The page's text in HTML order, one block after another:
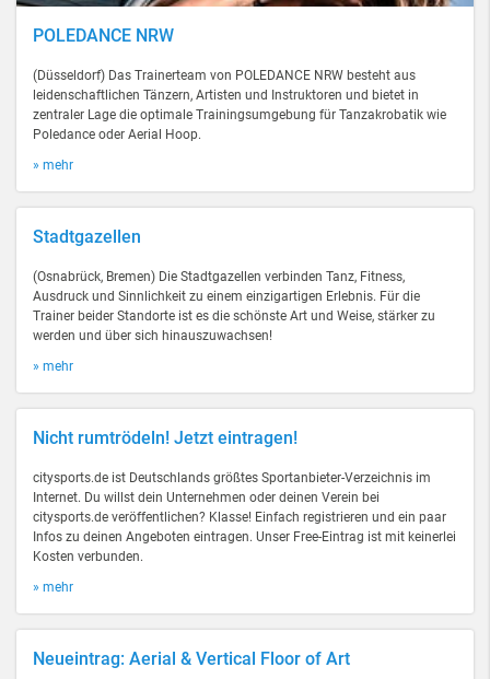
POLEDANCE NRW
(Düsseldorf) Das Trainerteam von POLEDANCE NRW besteht aus
leidenschaftlichen Tänzern, Artisten und Instruktoren und bietet in
zentraler Lage die optimale Trainingsumgebung für Tanzakrobatik wie
Poledance oder Aerial Hoop.
» mehr
Stadtgazellen
(Osnabrück, Bremen) Die Stadtgazellen verbinden Tanz, Fitness,
Ausdruck und Sinnlichkeit zu einem einzigartigen Erlebnis. Für die
Trainer beider Standorte ist es die schönste Art und Weise, stärker zu
werden und über sich hinauszuwachsen!
» mehr
Nicht rumtrödeln! Jetzt eintragen!
citysports.de ist Deutschlands größtes Sportanbieter-Verzeichnis im
Internet. Du willst dein Unternehmen oder deinen Verein bei
citysports.de veröffentlichen? Klasse! Einfach registrieren und ein paar
Infos zu deinen Angeboten eintragen. Unser Free-Eintrag ist mit keinerlei
Kosten verbunden.
» mehr
Neueintrag: Aerial & Vertical Floor of Art